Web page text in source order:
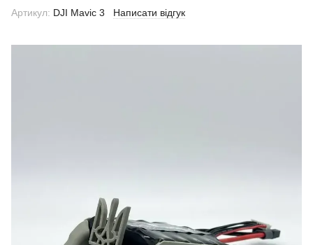
Артикул: DJI Mavic 3 Написати відгук